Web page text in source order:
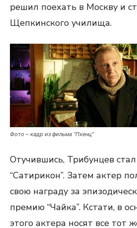
решил поехать в Москву и
Щепкинского училища.
Фото – кадр из фильма “Пхенц”
Отучившись, Трибунцев
“Сатирикон”. Затем актер
свою награду за
премию “Чайка”. Кстати, в
этого актера носят все тот